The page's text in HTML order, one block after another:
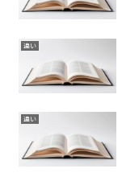
違い
違い